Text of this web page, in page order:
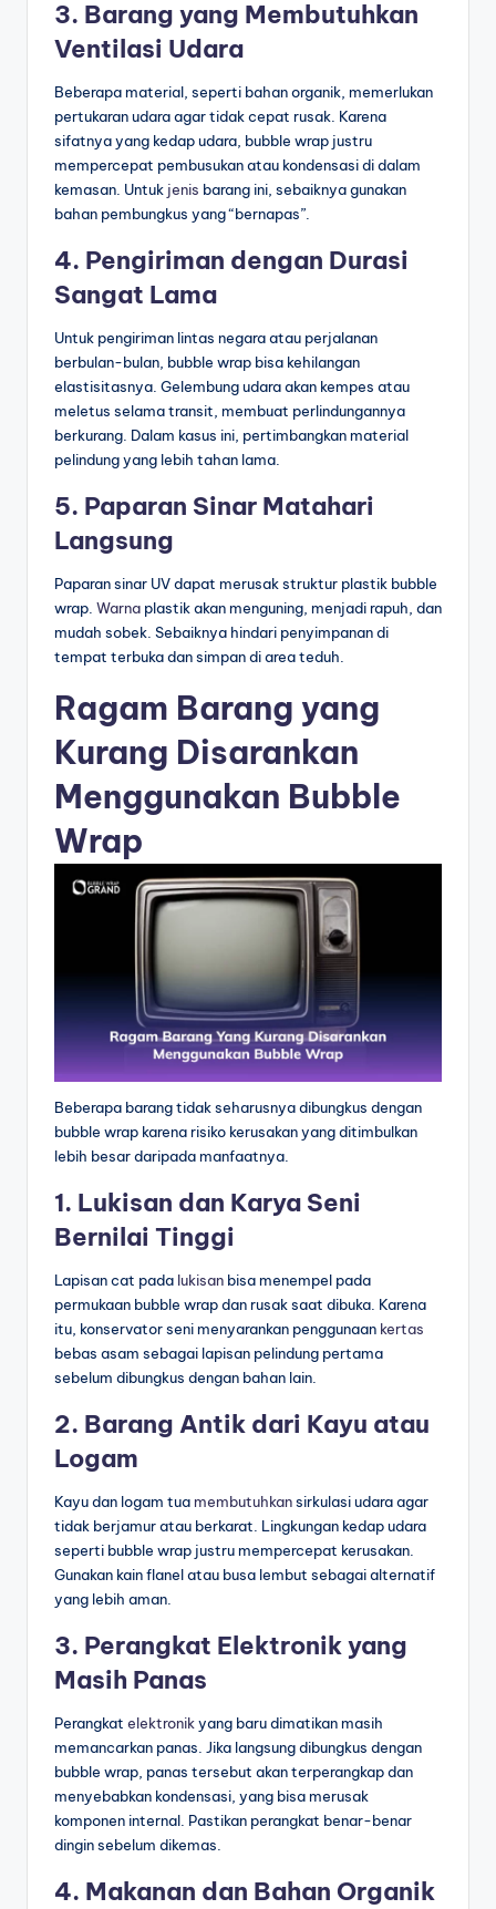
3. Barang yang Membutuhkan
Ventilasi Udara
Beberapa material, seperti bahan organik, memerlukan
pertukaran udara agar tidak cepat rusak. Karena
sifatnya yang kedap udara, bubble wrap justru
mempercepat pembusukan atau kondensasi di dalam
kemasan. Untuk jenis barang ini, sebaiknya gunakan
bahan pembungkus yang “bernapas”.
4. Pengiriman dengan Durasi
Sangat Lama
Untuk pengiriman lintas negara atau perjalanan
berbulan-bulan, bubble wrap bisa kehilangan
elastisitasnya. Gelembung udara akan kempes atau
meletus selama transit, membuat perlindungannya
berkurang. Dalam kasus ini, pertimbangkan material
pelindung yang lebih tahan lama.
5. Paparan Sinar Matahari
Langsung
Paparan sinar UV dapat merusak struktur plastik bubble
wrap. Warna plastik akan menguning, menjadi rapuh, dan
mudah sobek. Sebaiknya hindari penyimpanan di
tempat terbuka dan simpan di area teduh.
Ragam Barang yang
Kurang Disarankan
Menggunakan Bubble
Wrap
Beberapa barang tidak seharusnya dibungkus dengan
bubble wrap karena risiko kerusakan yang ditimbulkan
lebih besar daripada manfaatnya.
1. Lukisan dan Karya Seni
Bernilai Tinggi
Lapisan cat pada lukisan bisa menempel pada
permukaan bubble wrap dan rusak saat dibuka. Karena
itu, konservator seni menyarankan penggunaan kertas
bebas asam sebagai lapisan pelindung pertama
sebelum dibungkus dengan bahan lain.
2. Barang Antik dari Kayu atau
Logam
Kayu dan logam tua membutuhkansirkulasi udara agar
tidak berjamur atau berkarat. Lingkungan kedap udara
seperti bubble wrap justru mempercepat kerusakan.
Gunakan kain flanel atau busa lembut sebagai alternatif
yang lebih aman.
3. Perangkat Elektronik yang
Masih Panas
Perangkat elektronikyang baru dimatikan masih
memancarkan panas. Jika langsung dibungkus dengan
bubble wrap, panas tersebut akan terperangkap dan
menyebabkan kondensasi, yang bisa merusak
komponen internal. Pastikan perangkat benar-benar
dingin sebelum dikemas.
4. Makanan dan Bahan Organik